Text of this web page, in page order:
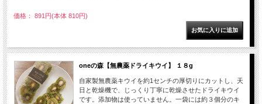
価格： 891円(本体 810円)
oneの森【無農薬ドライキウイ】 １８g
自家製無農薬キウイを約1センチの厚切りにカットし、天
日と乾燥機で、じっくり丁寧に乾燥させたドライキウイ
です。添加物は使っていません。一袋には約３個分のキ